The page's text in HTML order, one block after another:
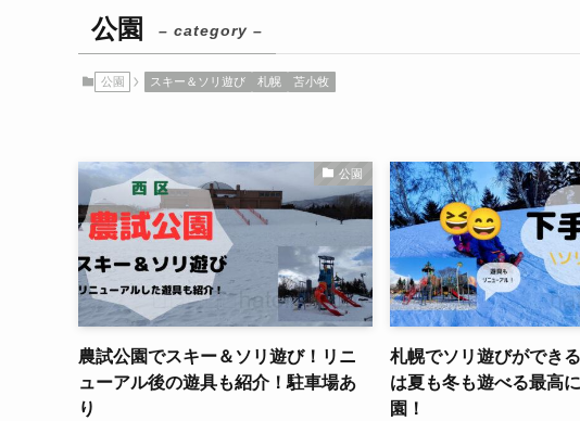
公園 – category –
公園 スキー＆ソリ遊び 札幌 苫小牧
公園
農試公園でスキー＆ソリ遊び！リニ
ューアル後の遊具も紹介！駐車場あ
り
札幌でソリ遊びができ
は夏も冬も遊べる最高
園！